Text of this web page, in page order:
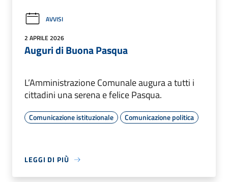
AVVISI
2 APRILE 2026
Auguri di Buona Pasqua
L’Amministrazione Comunale augura a tutti i
cittadini una serena e felice Pasqua.
Comunicazione istituzionale Comunicazione politica
LEGGI DI PIÙ